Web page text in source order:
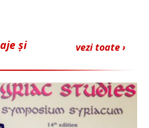
vezi toate ›
și